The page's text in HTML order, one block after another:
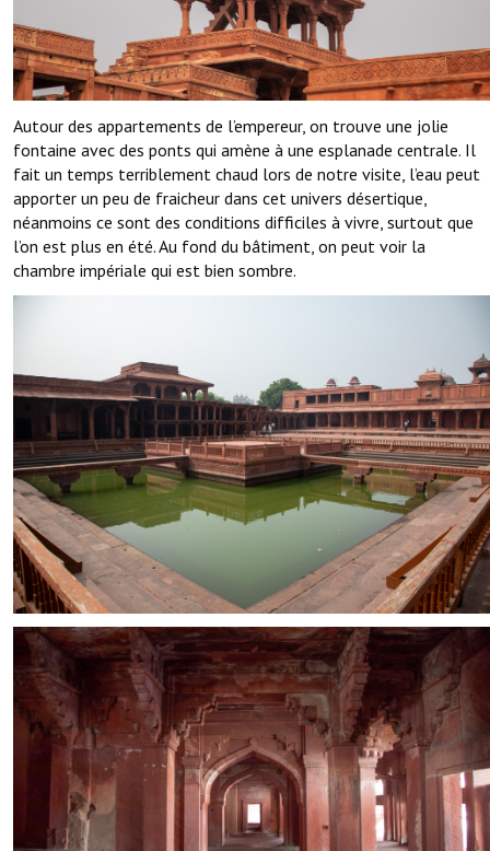
Autour des appartements de l’empereur, on trouve une jolie
fontaine avec des ponts qui amène à une esplanade centrale. Il
fait un temps terriblement chaud lors de notre visite, l’eau peut
apporter un peu de fraicheur dans cet univers désertique,
néanmoins ce sont des conditions difficiles à vivre, surtout que
l’on est plus en été. Au fond du bâtiment, on peut voir la
chambre impériale qui est bien sombre.